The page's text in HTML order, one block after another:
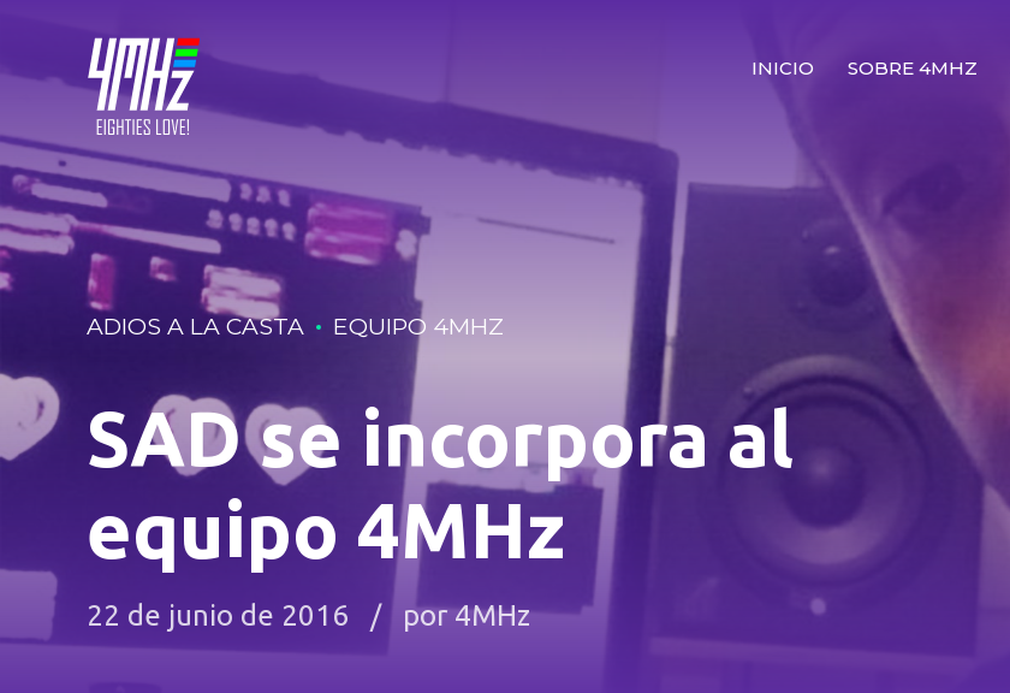
INICIO SOBRE 4MHZ
ADIOS A LA CASTA EQUIPO 4MHZ
SAD se incorpora al
equipo 4MHz
22 de junio de 2016 por 4MHz